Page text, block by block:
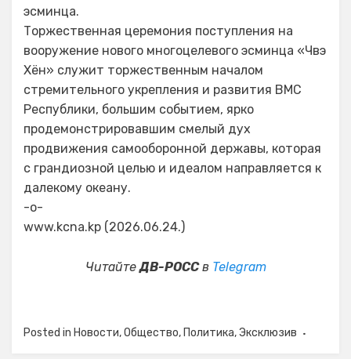
эсминца.
Торжественная церемония поступления на
вооружение нового многоцелевого эсминца «Чвэ
Хён» служит торжественным началом
стремительного укрепления и развития ВМС
Республики, большим событием, ярко
продемонстрировавшим смелый дух
продвижения самооборонной державы, которая
с грандиозной целью и идеалом направляется к
далекому океану.
-о-
www.kcna.kp (2026.06.24.)
ЧитайтеДВ-РОССв Telegram
Posted in Новости,Общество, Политика,Эксклюзив